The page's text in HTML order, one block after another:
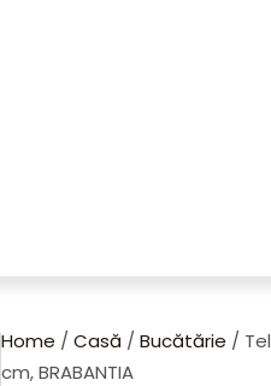
Home / Casă / Bucătărie /
cm, BRABANTIA